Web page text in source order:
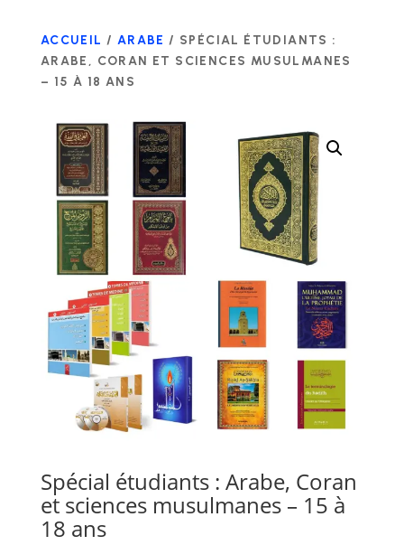
ACCUEIL / ARABE / SPÉCIAL ÉTUDIANTS :
ARABE, CORAN ET SCIENCES MUSULMANES
– 15 À 18 ANS
Spécial étudiants : Arabe, Coran
et sciences musulmanes – 15 à
18 ans